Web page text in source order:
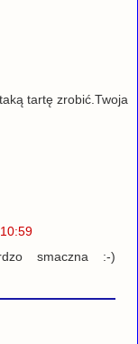
tartę zrobić.Twoja
smaczna :-)